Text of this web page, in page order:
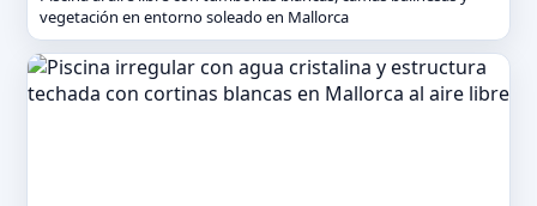
vegetación en entorno soleado en Mallorca